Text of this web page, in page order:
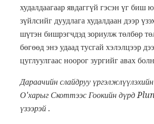
худалдаагаар явдаггүй гэсэн үг
зүйлсийг дуудлага худалдаан дээр
шүтэн бишрэгчдэд зориулж төлбөр
бөгөөд энэ удаад тусгай хэлэлцээр
цуглуулгаас ноорог зургийг авах
Дараачийн слайдруу
О'харыг Скоттээс Гоокийн дүрд
үзээрэй .